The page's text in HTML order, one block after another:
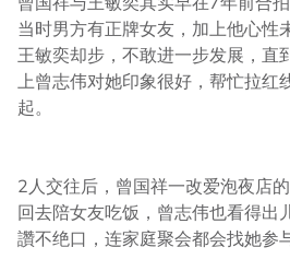
当时男方有正牌女友，加上他心性
王敏奕却步，不敢进一步发展，直
上曾志伟对她印象很好，帮忙拉红
起。
2人交往后，曾国祥一改爱泡夜店
回去陪女友吃饭，曾志伟也看得出
讚不绝口，连家庭聚会都会找她参